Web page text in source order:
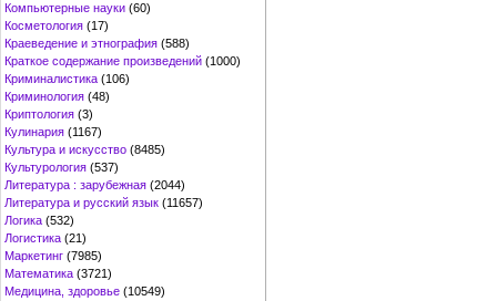
Компьютерные науки (60)
Косметология (17)
Краеведение и этнография (588)
Краткое содержание произведений (1000)
Криминалистика (106)
Криминология (48)
Криптология (3)
Кулинария (1167)
Культура и искусство (8485)
Культурология (537)
Литература : зарубежная (2044)
Литература и русский язык (11657)
Логика (532)
Логистика (21)
Маркетинг (7985)
Математика (3721)
Медицина, здоровье (10549)